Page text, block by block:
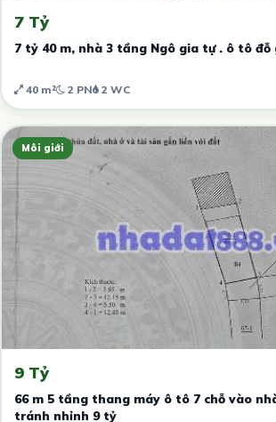
7 Tỷ
7 tỷ 40 m, nhà 3 tầng Ngô gia tự . ô tô đỗ
40 m² 2 PN 2 WC
Môi giới
9 Tỷ
66 m 5 tầng thang máy ô tô 7 chỗ vào
tránh nhỉnh 9 tỷ